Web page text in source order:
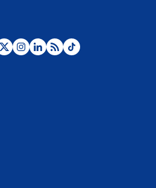
Desde dermatitis hasta infecciones: